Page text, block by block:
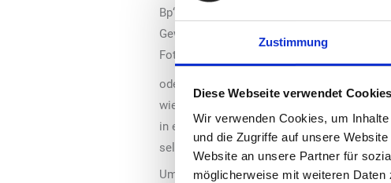
Zustimmung
Diese Webseite verwendet Cookies
Wir verwenden Cookies, um
und die Zugriffe auf unsere
Website an unsere Partner für
möglicherweise mit weiteren
Bp“ von „Kärcher“ ist in Handgepäckgröße
Gewicht von 4 Kilogramm besonders
Foto: Kärcher
oder mehrfach bearbeitet. Mit jedem
wieder trocken und nutzbar sind. Zudem
in eine Lösung, die sich einfach
seltener nötig.
Um all diese Vorteile mobil nutzbar zu